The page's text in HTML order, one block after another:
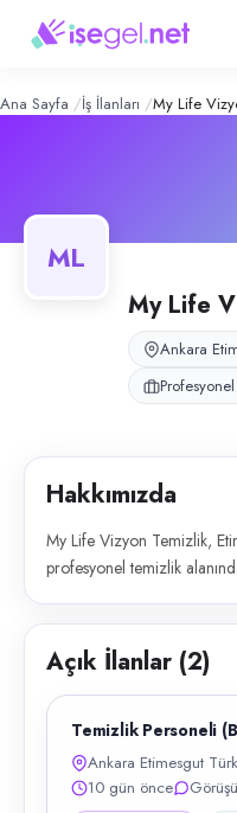
Life Vizyon
Konum:
My Life Vizyon Temizlik,
Temizlik Personeli (Bay)
Ana Sayfa İş İlanları My Life
ML
My Life
Ankara
Hakkımızda
My Life Vizyon Temizlik,
profesyonel temizlik
Açık İlanlar (2)
Temizlik Personeli
Ankara Etimesgut
10 gün önce